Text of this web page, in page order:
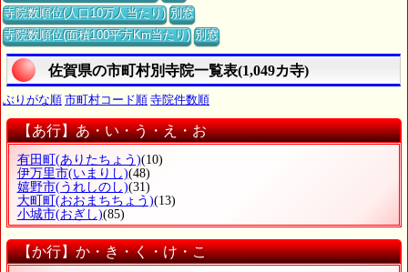
寺院数順位(人口10万人当たり) 別窓
寺院数順位(面積100平方Km当たり) 別窓
佐賀県の市町村別寺院一覧表(1,049カ寺)
ぶりがな順 市町村コード順 寺院件数順
【あ行】あ・い・う・え・お
有田町(ありたちょう)(10)
伊万里市(いまりし)(48)
嬉野市(うれしのし)(31)
大町町(おおまちちょう)(13)
小城市(おぎし)(85)
【か行】か・き・く・け・こ